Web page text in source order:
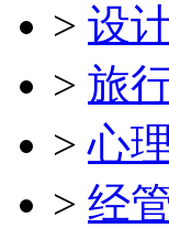
> 设
> 旅
>心
> 经